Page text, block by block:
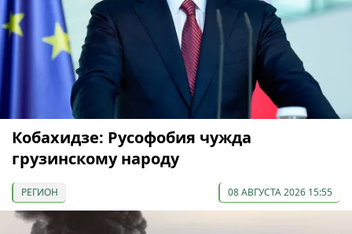
Кобахидзе: Русофобия чужда
грузинскому народу
РЕГИОН 08 АВГУСТА 2026 15:55